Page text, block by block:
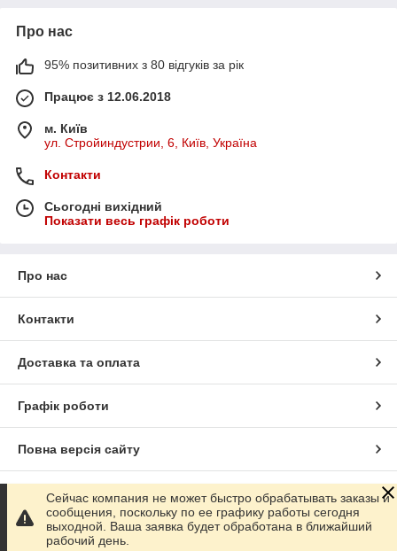
Про нас
95% позитивних з 80 відгуків за рік
Працює з 12.06.2018
м. Київ
ул. Стройиндустрии, 6, Київ, Україна
Контакти
Сьогодні вихідний
Показати весь графік роботи
Про нас
Контакти
Доставка та оплата
Графік роботи
Повна версія сайту
Сайт створено на маркетплейсі Prom.ua
Політика конфіденційності
Сейчас компания не может быстро обрабатывать заказы и
сообщения, поскольку по ее графику работы сегодня
выходной. Ваша заявка будет обработана в ближайший
рабочий день.